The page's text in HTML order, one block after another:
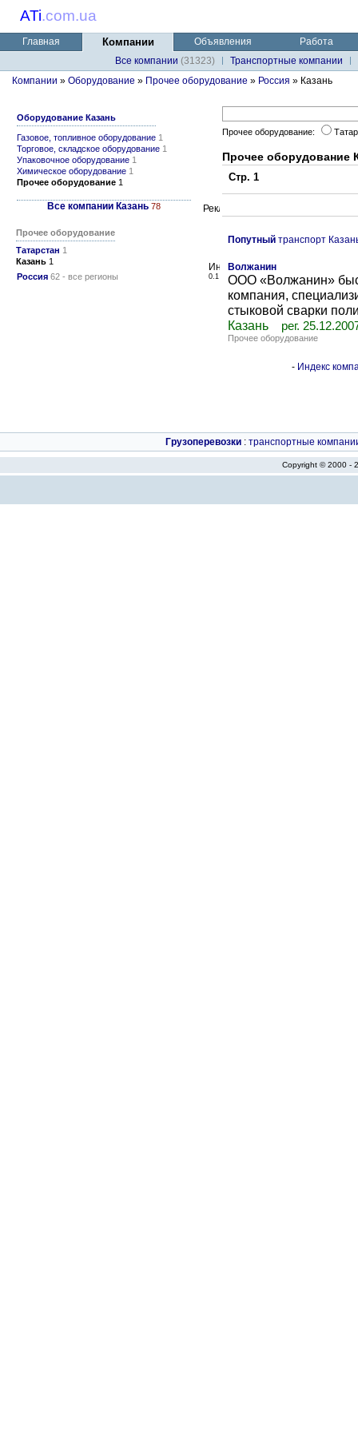
ATi.com.ua
Главная Компании Объявления
Работа
Все компании (31323)
Транспортные компании
Компании » Оборудование » Прочее оборудование » Россия » Казань
Оборудование Казань
Газовое, топливное оборудование 1
Торговое, складское оборудование 1
Упаковочное оборудование 1
Химическое оборудование 1
Прочее оборудование 1
Все компании Казань 78
Прочее оборудование
Татарстан 1
Казань 1
Россия 62 - все регионы
Прочее оборудование:
Прочее оборудование
Стр. 1
Попутный транспорт
0.1
Волжанин
ООО «Волжанин»
компания,
стыковой сварки
Казань
рег.
Прочее оборудование
- Индекс
Грузоперевозки : транспортные
Copyright © 2000 -